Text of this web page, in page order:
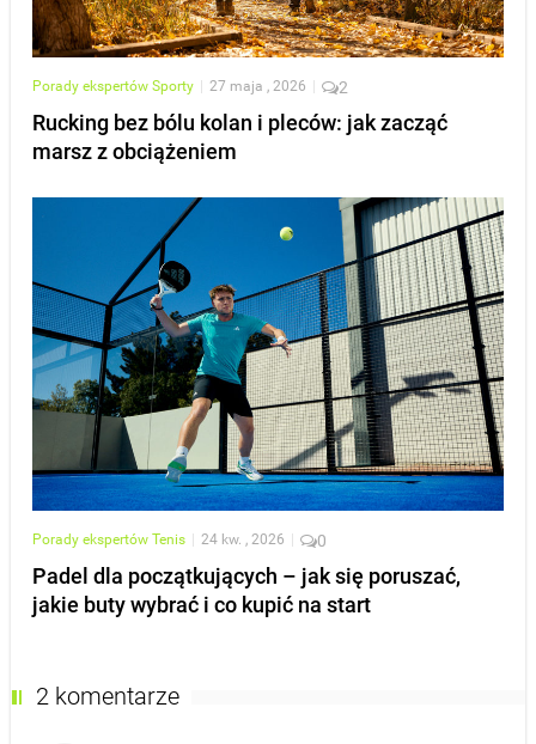
Porady ekspertów Sporty 27 maja , 2026 2
Rucking bez bólu kolan i pleców: jak zacząć
marsz z obciążeniem
Porady ekspertów Tenis 24 kw. , 2026 0
Padel dla początkujących – jak się poruszać,
jakie buty wybrać i co kupić na start
2 komentarze